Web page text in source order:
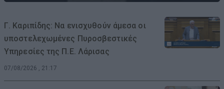
Γ. Καριπίδης: Να ενισχυθούν άμεσα οι
υποστελεχωμένες Πυροσβεστικές
Υπηρεσίες της Π.Ε. Λάρισας
07/08/2026 , 21:17